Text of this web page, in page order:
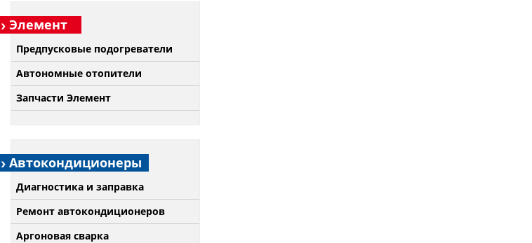
Элемент
Предпусковые подогреватели
Автономные отопители
Запчасти Элемент
Автокондиционеры
Диагностика и заправка
Ремонт автокондиционеров
Аргоновая сварка